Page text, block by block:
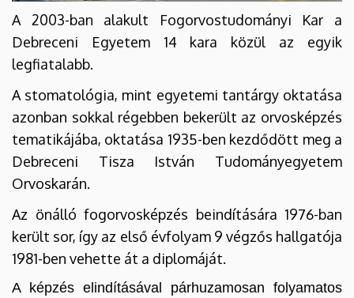
A 2003-ban alakult Fogorvostudományi Kar a
Debreceni Egyetem 14 kara közül az egyik
legfiatalabb.
A stomatológia, mint egyetemi tantárgy oktatása
azonban sokkal régebben bekerült az orvosképzés
tematikájába, oktatása 1935-ben kezdődött meg a
Debreceni Tisza István Tudományegyetem
Orvoskarán.
Az önálló fogorvosképzés beindítására 1976-ban
került sor, így az első évfolyam 9 végzős hallgatója
1981-ben vehette át a diplomáját.
A képzés elindításával párhuzamosan folyamatos